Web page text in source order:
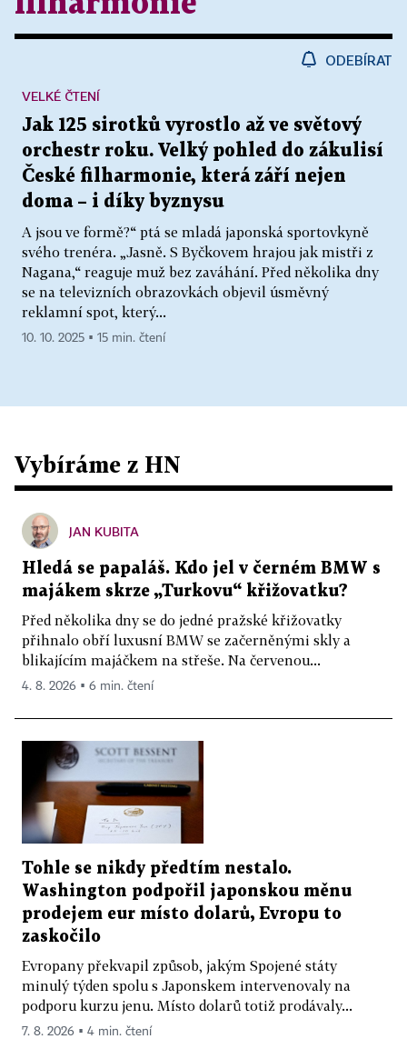
ODEBÍRAT
Jak 125 sirotků vyrostlo až ve světový
orchestr roku. Velký pohled do zákulisí
České filharmonie, která září nejen
doma – i díky byznysu
A jsou ve formě?“ ptá se mladá japonská sportovkyně
svého trenéra. „Jasně. S Byčkovem hrajou jak mistři z
Nagana,“ reaguje muž bez zaváhání. Před několika dny
se na televizních obrazovkách objevil úsměvný
reklamní spot, který...
VELKÉ ČTENÍ
10. 10. 2025 ▪ 15 min. čtení
Vybíráme z HN
JAN KUBITA
Hledá se papaláš. Kdo jel v černém BMW s
majákem skrze „Turkovu“ křižovatku?
Před několika dny se do jedné pražské křižovatky
přihnalo obří luxusní BMW se začerněnými skly a
blikajícím majáčkem na střeše. Na červenou...
4. 8. 2026 ▪ 6 min. čtení
Tohle se nikdy předtím nestalo.
Washington podpořil japonskou měnu
prodejem eur místo dolarů, Evropu to
zaskočilo
Evropany překvapil způsob, jakým Spojené státy
minulý týden spolu s Japonskem intervenovaly na
podporu kurzu jenu. Místo dolarů totiž prodávaly...
7. 8. 2026 ▪ 4 min. čtení